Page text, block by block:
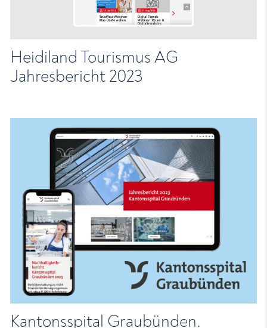
Heidiland Tourismus AG
Jahresbericht 2023
Kantonsspital Graubünden.